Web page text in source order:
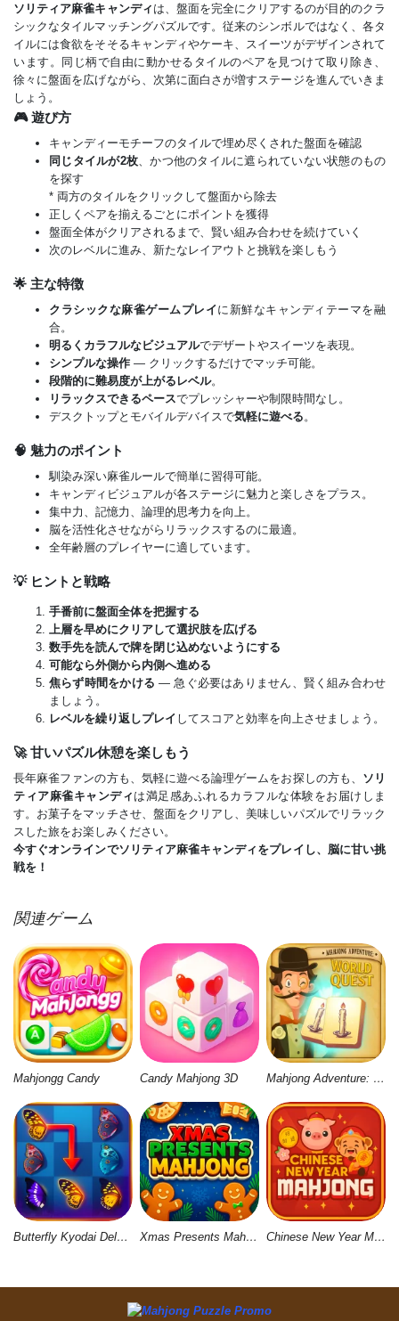
ソリティア麻雀キャンディ は、盤面を完全にクリアするのが目的のクラ
シックなタイルマッチングパズルです。従来のシンボルではなく、各タ
イルには食欲をそそるキャンディやケーキ、スイーツがデザインされて
います。同じ柄で自由に動かせるタイルのペアを見つけて取り除き、
徐々に盤面を広げながら、次第に面白さが増すステージを進んでいきま
しょう。
🎮 遊び方
キャンディーモチーフのタイルで埋め尽くされた盤面を確認
同じタイルが2枚 、かつ他のタイルに遮られていない状態のもの
を探す
* 両方のタイルをクリックして盤面から除去
正しくペアを揃えるごとにポイントを獲得
盤面全体がクリアされるまで、賢い組み合わせを続けていく
次のレベルに進み、新たなレイアウトと挑戦を楽しもう
🌟 主な特徴
クラシックな麻雀ゲームプレイに新鮮なキャンディテーマを融
合。
明るくカラフルなビジュアルでデザートやスイーツを表現。
シンプルな操作 — クリックするだけでマッチ可能。
段階的に難易度が上がるレベル。
リラックスできるペースでプレッシャーや制限時間なし。
デスクトップとモバイルデバイスで気軽に遊べる 。
🧠 魅力のポイント
馴染み深い麻雀ルールで簡単に習得可能。
キャンディビジュアルが各ステージに魅力と楽しさをプラス。
集中力、記憶力、論理的思考力を向上。
脳を活性化させながらリラックスするのに最適。
全年齢層のプレイヤーに適しています。
💡 ヒントと戦略
手番前に盤面全体を把握する
上層を早めにクリアして選択肢を広げる
数手先を読んで牌を閉じ込めないようにする
可能なら外側から内側へ進める
焦らず時間をかける — 急ぐ必要はありません、賢く組み合わせ
ましょう。
レベルを繰り返しプレイ してスコアと効率を向上させましょう。
🚀 甘いパズル休憩を楽しもう
長年麻雀ファンの方も、気軽に遊べる論理ゲームをお探しの方も、 ソリ
ティア麻雀キャンディ は満足感あふれるカラフルな体験をお届けしま
す。お菓子をマッチさせ、盤面をクリアし、美味しいパズルでリラック
スした旅をお楽しみください。
今すぐオンラインでソリティア麻雀キャンディをプレイし、脳に甘い挑
戦を！
関連ゲーム
Mahjongg Candy Candy Mahjong 3D Mahjong Adventure: World Quest
Butterfly Kyodai Deluxe 2 Xmas Presents Mahjong Chinese New Year Mahjong